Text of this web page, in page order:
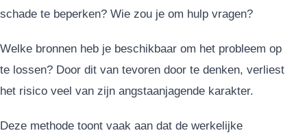
schade te beperken? Wie zou je om hulp vragen?
Welke bronnen heb je beschikbaar om het probleem op
te lossen? Door dit van tevoren door te denken, verliest
het risico veel van zijn angstaanjagende karakter.
Deze methode toont vaak aan dat de werkelijke